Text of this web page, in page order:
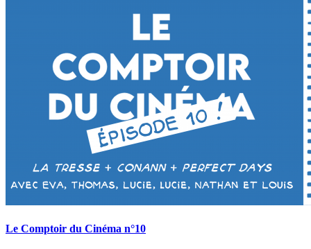
Le Comptoir du Cinéma n°10